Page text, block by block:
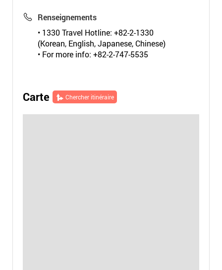
Renseignements
• 1330 Travel Hotline: +82-2-1330
(Korean, English, Japanese, Chinese)
• For more info: +82-2-747-5535
Carte Chercher itinéraire